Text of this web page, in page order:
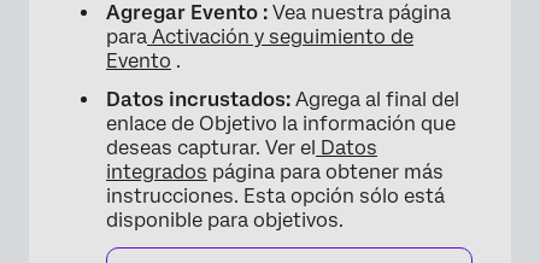
Agregar Evento : Vea nuestra página
para Activación y seguimiento de
Evento .
Datos incrustados: Agrega al final del
enlace de Objetivo la información que
deseas capturar. Ver el Datos
integrados página para obtener más
instrucciones. Esta opción sólo está
disponible para objetivos.